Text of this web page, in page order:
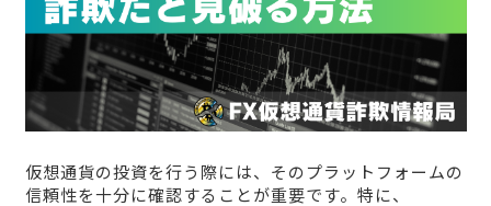
仮想通貨の投資を行う際には、そのプラットフォームの
信頼性を十分に確認することが重要です。特に、